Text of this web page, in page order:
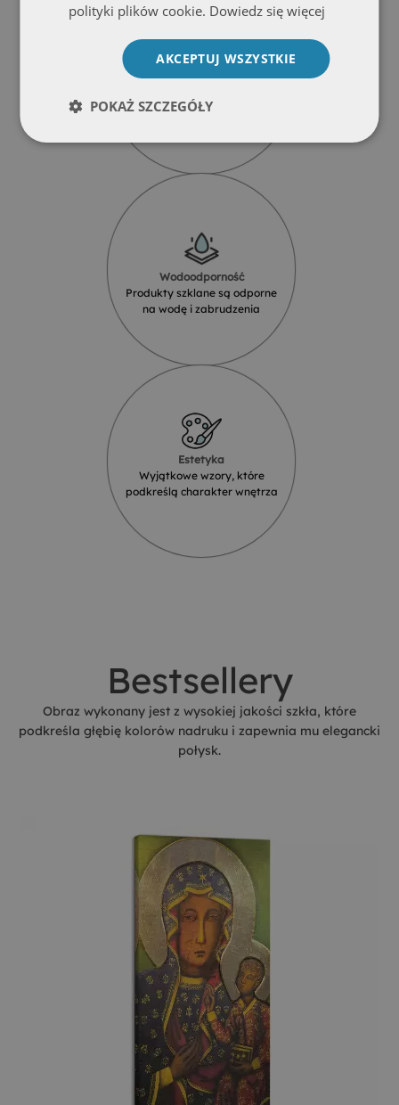
Solidność
od renomowanych dostawców
Wodoodporność
Produkty szklane są odporne
na wodę i zabrudzenia
Estetyka
Wyjątkowe wzory, które
podkreślą charakter wnętrza
Bestsellery
Obraz wykonany jest z wysokiej jakości szkła, które
podkreśla głębię kolorów nadruku i zapewnia mu elegancki
połysk.
polityki plików cookie. Dowiedz się więcej
AKCEPTUJ WSZYSTKIE
POKAŻ SZCZEGÓŁY